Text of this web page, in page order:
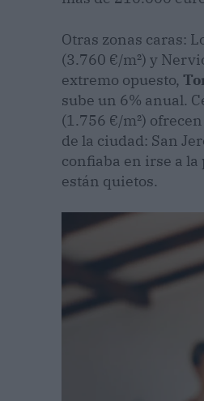
Otras zonas caras:
(3.760 €/m²) y
extremo opuesto,
sube un 6% anual.
(1.756 €/m²)
de la ciudad: San
confiaba en irse a
están quietos.